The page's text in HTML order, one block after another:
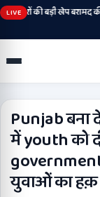
LIVE की बड़ी खेप बरामद की
Punjab बना
में youth को
युवाओं का हक़